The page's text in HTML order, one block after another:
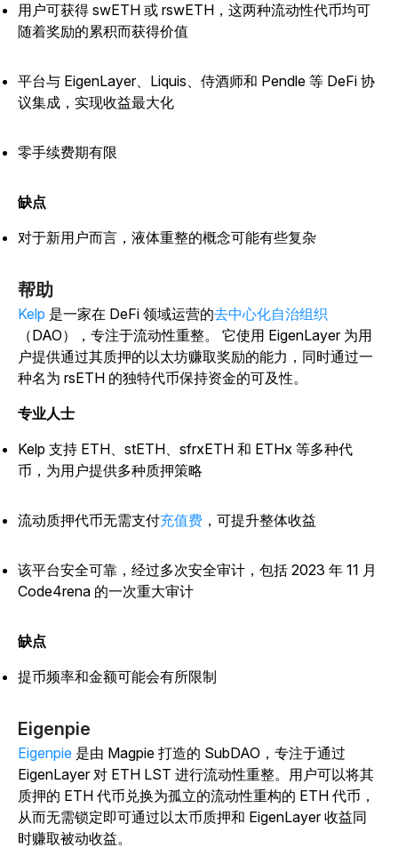
用户可获得 swETH 或 rswETH，这两种流动性代币均可
随着奖励的累积而获得价值
平台与 EigenLayer、Liquis、侍酒师和 Pendle 等 DeFi 协
议集成，实现收益最大化
零手续费期有限
缺点
对于新用户而言，液体重整的概念可能有些复杂
帮助
Kelp 是一家在 DeFi 领域运营的去中心化自治组织
（DAO），专注于流动性重整。
它使用 EigenLayer 为用
户提供通过其质押的以太坊赚取奖励的能力，同时通过一
种名为 rsETH 的独特代币保持资金的可及性。
专业人士
Kelp 支持 ETH、stETH、sfrxETH 和 ETHx 等多种代
币，为用户提供多种质押策略
流动质押代币无需支付充值费 ，可提升整体收益
该平台安全可靠，经过多次安全审计，包括 2023 年 11 月
Code4rena 的一次重大审计
缺点
提币频率和金额可能会有所限制
Eigenpie
Eigenpie 是由 Magpie 打造的 SubDAO，专注于通过
EigenLayer 对 ETH LST 进行流动性重整。用户可以将其
质押的 ETH 代币兑换为孤立的流动性重构的 ETH 代币，
从而无需锁定即可通过以太币质押和 EigenLayer 收益同
时赚取被动收益。